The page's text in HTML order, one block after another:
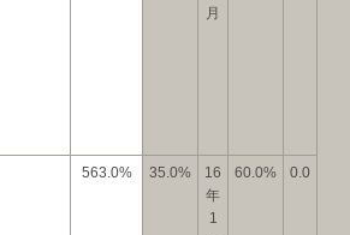
月
563.0% 35.0%
16
年
1
60.0% 0.0